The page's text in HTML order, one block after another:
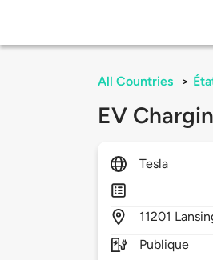
All Countries >
EV
Tesla
11201
Publique